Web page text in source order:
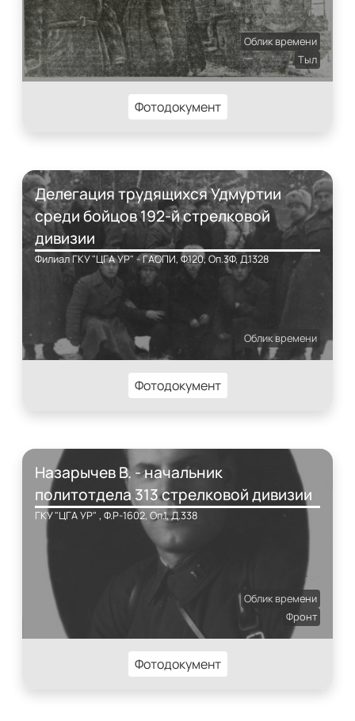
Облик времени
Тыл
Фотодокумент
Делегация трудящихся Удмуртии
среди бойцов 192-й стрелковой
дивизии
Филиал ГКУ "ЦГА УР" - ГАОПИ, Ф.120, Оп.3Ф, Д.1328
Облик времени
Фотодокумент
Назарычев В. - начальник
политотдела 313 стрелковой дивизии
ГКУ "ЦГА УР" , Ф.Р-1602, Оп.1, Д.338
Облик времени
Фронт
Фотодокумент